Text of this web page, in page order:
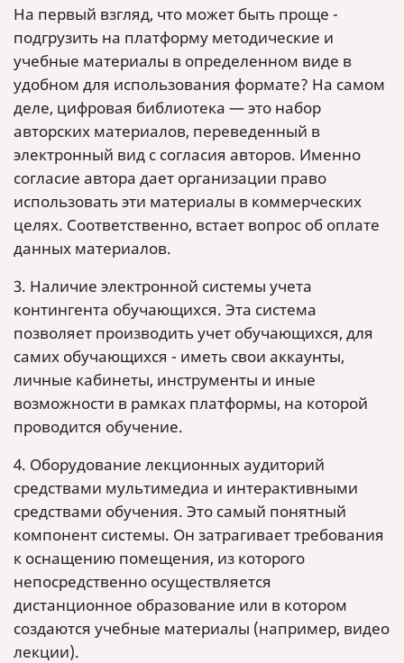
На первый взгляд, что может быть проще -
подгрузить на платформу методические и
учебные материалы в определенном виде в
удобном для использования формате? На самом
деле, цифровая библиотека — это набор
авторских материалов, переведенный в
электронный вид с согласия авторов. Именно
согласие автора дает организации право
использовать эти материалы в коммерческих
целях. Соответственно, встает вопрос об оплате
данных материалов.
3. Наличие электронной системы учета
контингента обучающихся. Эта система
позволяет производить учет обучающихся, для
самих обучающихся - иметь свои аккаунты,
личные кабинеты, инструменты и иные
возможности в рамках платформы, на которой
проводится обучение.
4. Оборудование лекционных аудиторий
средствами мультимедиа и интерактивными
средствами обучения. Это самый понятный
компонент системы. Он затрагивает требования
к оснащению помещения, из которого
непосредственно осуществляется
дистанционное образование или в котором
создаются учебные материалы (например, видео
лекции).